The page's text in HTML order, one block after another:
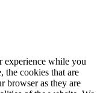
experience while you
the cookies that are
browser as they are